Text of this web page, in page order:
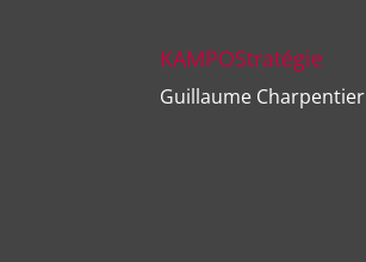
KAMPOStratégie
Guillaume Charpentier